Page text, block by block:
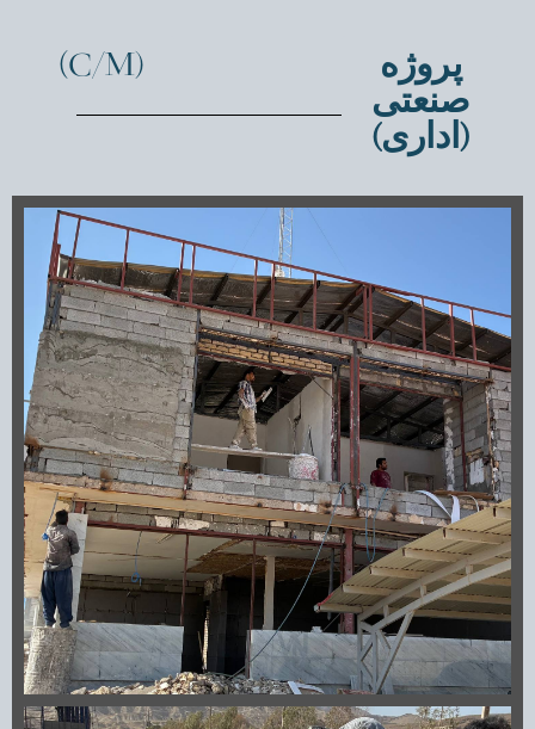
(C/M)
پروژه
صنعتی
(اداری)